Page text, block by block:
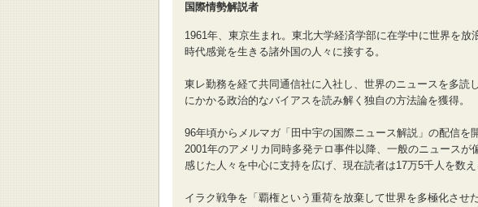
国際情勢解説者
1961年、東京生まれ。東北大学経済学部に在学中に世界を放
時代感覚を生きる諸外国の人々に接する。
東レ勤務を経て共同通信社に入社し、世界のニュースを多読
にかかる政治的なバイアスを読み解く独自の方法論を獲得。
96年頃からメルマガ「田中宇の国際ニュース解説」の配信を
2001年のアメリカ同時多発テロ事件以降、一般のニュースが
感じた人々を中心に支持を広げ、現在読者は17万5千人を数え
イラク戦争を「覇権という重荷を放棄して世界を多極化させ